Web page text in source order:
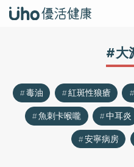
#大
毒油 紅斑性狼瘡
魚刺卡喉嚨
中耳炎
安寧病房